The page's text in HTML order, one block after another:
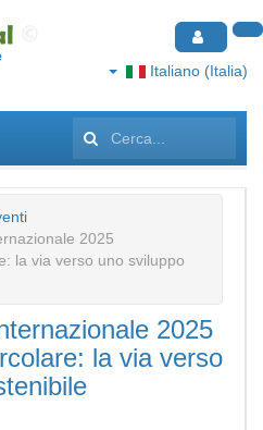
Italiano (Italia)
Cerca...
2025
la via verso uno sviluppo
2025
la via verso